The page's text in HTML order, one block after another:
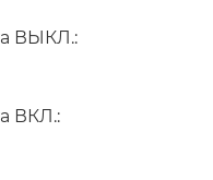
ВЫКЛ.:
ВКЛ.: